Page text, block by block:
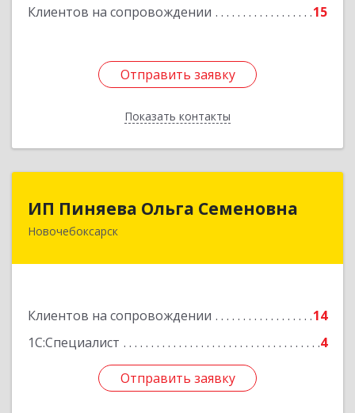
Клиентов на сопровождении 15
Отправить заявку
Показать контакты
Отправить заявку
Назад
ИП Пиняева Ольга Семеновна
Новочебоксарск
Клиентов на сопровождении
14
1С:Специалист
4
Отправить заявку
429965, Чувашская Республика - Чувашия,
Подробнее
Отправить заявку